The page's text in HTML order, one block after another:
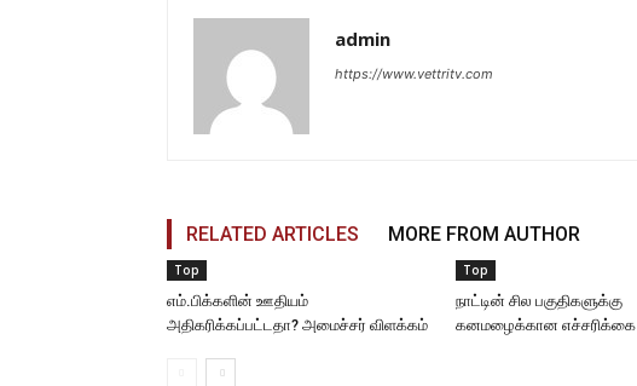
admin
https://www.vettritv.com
RELATED ARTICLES MORE FROM AUTHOR
Top
எம்.பிக்களின் ஊதியம்
அதிகரிக்கப்பட்டதா? அமைச்சர் விளக்கம்
Top
நாட்டின் சில பகுதிகளுக்கு
கனமழைக்கான எச்சரிக்கை